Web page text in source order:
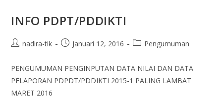
INFO PDPT/PDDIKTI
nadira-tik Januari 12, 2016 Pengumuman
PENGUMUMAN PENGINPUTAN DATA NILAI DAN DATA
PELAPORAN PDPDT/PDDIKTI 2015-1 PALING LAMBAT
MARET 2016